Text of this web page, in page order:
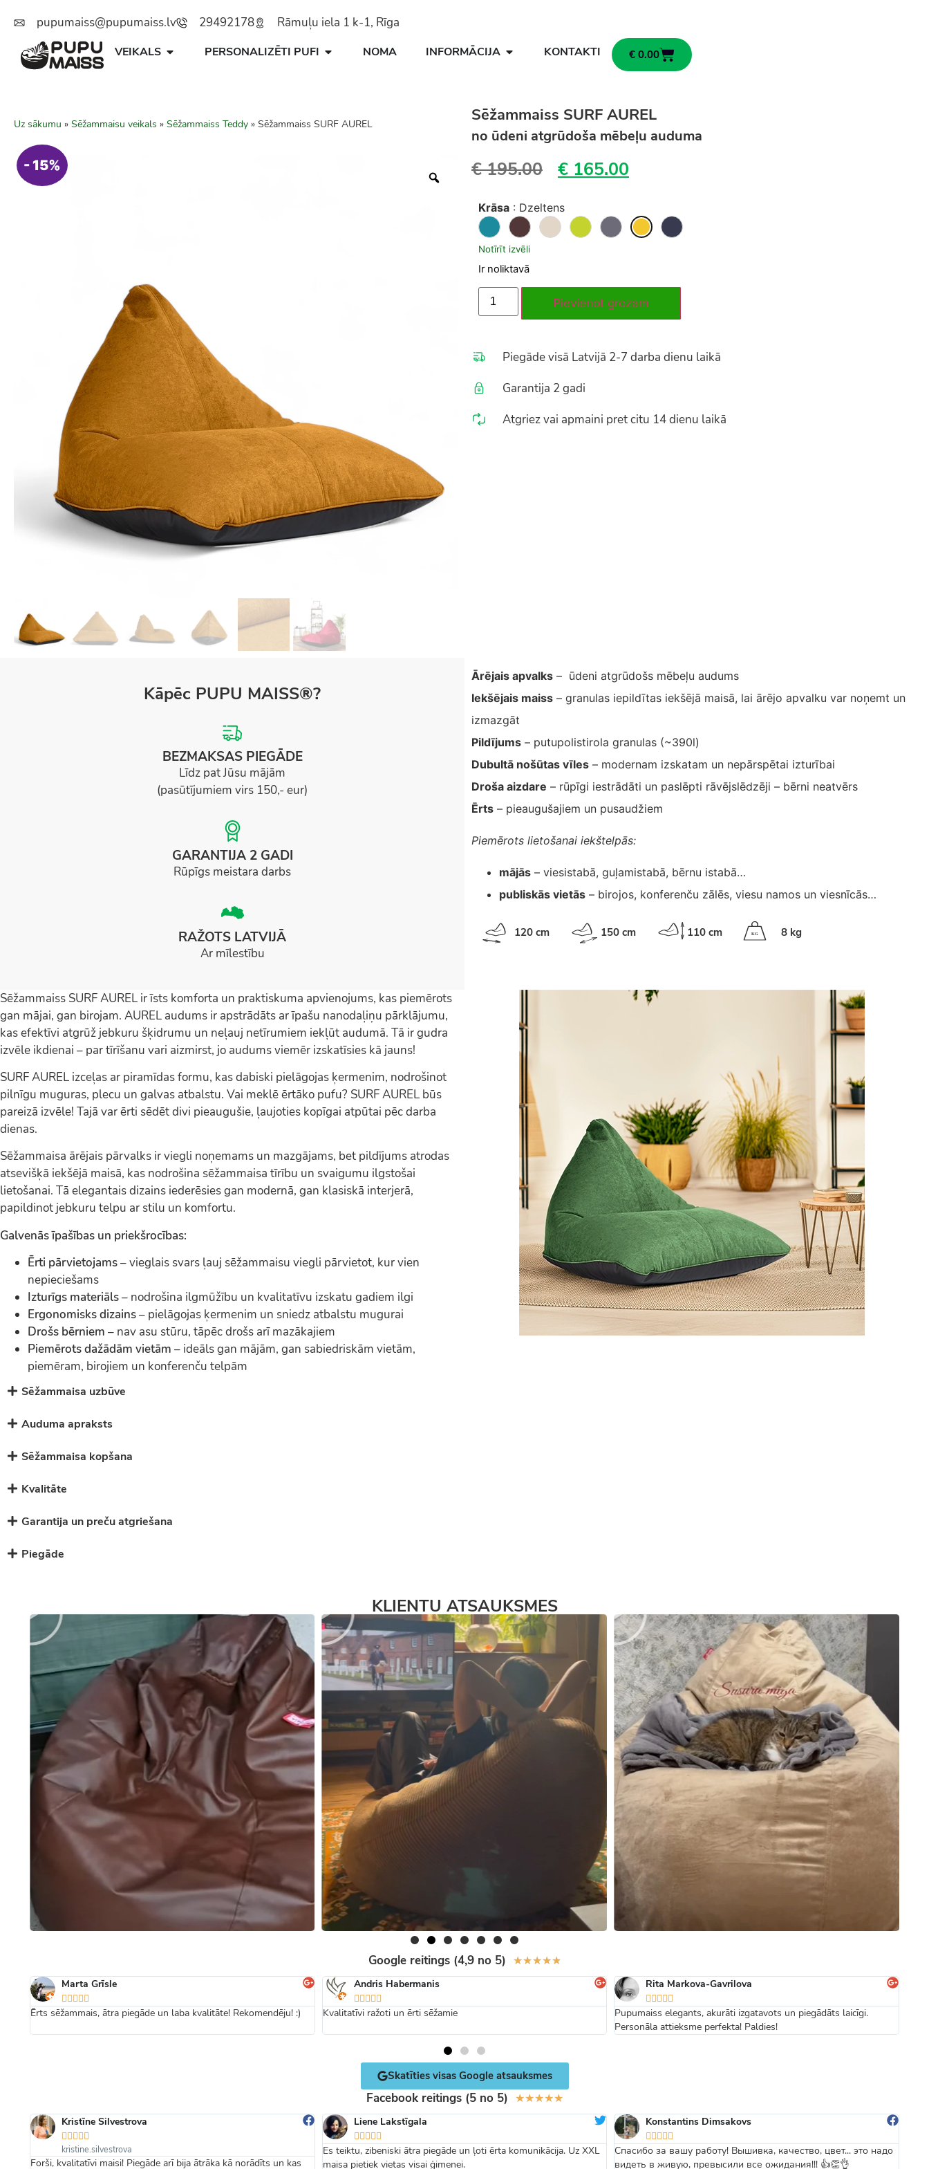
pupumaiss@pupumaiss.lv 29492178 Rāmuļu iela 1 k-1, Rīga
VEIKALS PERSONALIZĒTI PUFI NOMA INFORMĀCIJA KONTAKTI € 0.00
Uz sākumu » Sēžammaisu veikals » Sēžammaiss Teddy » Sēžammaiss SURF AUREL
- 15%
Sēžammaiss SURF AUREL
no ūdeni atgrūdoša mēbeļu auduma
€195.00 € 165.00
Krāsa : Dzeltens
Notīrīt izvēli
Ir noliktavā
Pievienot grozam
Piegāde visā Latvijā 2-7 darba dienu laikā
Garantija 2 gadi
Atgriez vai apmaini pret citu 14 dienu laikā
Kāpēc PUPU MAISS®?
BEZMAKSAS PIEGĀDE
Līdz pat Jūsu mājām
(pasūtījumiem virs 150,- eur)
GARANTIJA 2 GADI
Rūpīgs meistara darbs
RAŽOTS LATVIJĀ
Ar mīlestību
Ārējais apvalks – ūdeni atgrūdošs mēbeļu audums
Iekšējais maiss – granulas iepildītas iekšējā maisā, lai ārējo apvalku var noņemt un
izmazgāt
Pildījums – putupolistirola granulas (~390l)
Dubultā nošūtas vīles – modernam izskatam un nepārspētai izturībai
Droša aizdare – rūpīgi iestrādāti un paslēpti rāvējslēdzēji – bērni neatvērs
Ērts – pieaugušajiem un pusaudžiem
Piemērots lietošanai iekštelpās:
mājās – viesistabā, guļamistabā, bērnu istabā…
publiskās vietās – birojos, konferenču zālēs, viesu namos un viesnīcās…
120 cm 150 cm 110 cm KG 8 kg
Sēžammaiss SURF AUREL ir īsts komforta un praktiskuma apvienojums, kas piemērots
gan mājai, gan birojam. AUREL audums ir apstrādāts ar īpašu nanodaļiņu pārklājumu,
kas efektīvi atgrūž jebkuru šķidrumu un neļauj netīrumiem iekļūt audumā. Tā ir gudra
izvēle ikdienai – par tīrīšanu vari aizmirst, jo audums viemēr izskatīsies kā jauns!
SURF AUREL izceļas ar piramīdas formu, kas dabiski pielāgojas ķermenim, nodrošinot
pilnīgu muguras, plecu un galvas atbalstu. Vai meklē ērtāko pufu? SURF AUREL būs
pareizā izvēle! Tajā var ērti sēdēt divi pieaugušie, ļaujoties kopīgai atpūtai pēc darba
dienas.
Sēžammaisa ārējais pārvalks ir viegli noņemams un mazgājams, bet pildījums atrodas
atsevišķā iekšējā maisā, kas nodrošina sēžammaisa tīrību un svaigumu ilgstošai
lietošanai. Tā elegantais dizains iederēsies gan modernā, gan klasiskā interjerā,
papildinot jebkuru telpu ar stilu un komfortu.
Galvenās īpašības un priekšrocības:
Ērti pārvietojams– vieglais svars ļauj sēžammaisu viegli pārvietot, kur vien
nepieciešams
Izturīgs materiāls– nodrošina ilgmūžību un kvalitatīvu izskatu gadiem ilgi
Ergonomisks dizains– pielāgojas ķermenim un sniedz atbalstu mugurai
Drošs bērniem – nav asu stūru, tāpēc drošs arī mazākajiem
Piemērots dažādām vietām – ideāls gan mājām, gan sabiedriskām vietām,
piemēram, birojiem un konferenču telpām
Sēžammaisa uzbūve
Auduma apraksts
Sēžammaisa kopšana
Kvalitāte
Garantija un preču atgriešana
Piegāde
KLIENTU ATSAUKSMES
Google reitings (4,9 no 5) ★★★★★
Marta Grīsle
    
Ērts sēžammais, ātra piegāde un laba kvalitāte! Rekomendēju! :)
Andris Habermanis
    
Kvalitatīvi ražoti un ērti sēžamie
Rita Markova-Gavrilova
    
Pupumaiss elegants, akurāti izgatavots un piegādāts laicīgi.
Personāla attieksme perfekta! Paldies!
Skatīties visas Google atsauksmes
Facebook reitings (5 no 5) ★★★★★
Kristīne Silvestrova
    
kristine.silvestrova
Forši, kvalitatīvi maisi! Piegāde arī bija ātrāka kā norādīts un kas
Liene Lakstīgala
    
Es teiktu, zibeniski ātra piegāde un ļoti ērta komunikācija. Uz XXL
maisa pietiek vietas visai ģimenei.
Konstantins Dimsakovs
    
Спасибо за вашу работу! Вышивка, качество, цвет... это надо
видеть в живую, превысили все ожидания!!! 👍👏👌